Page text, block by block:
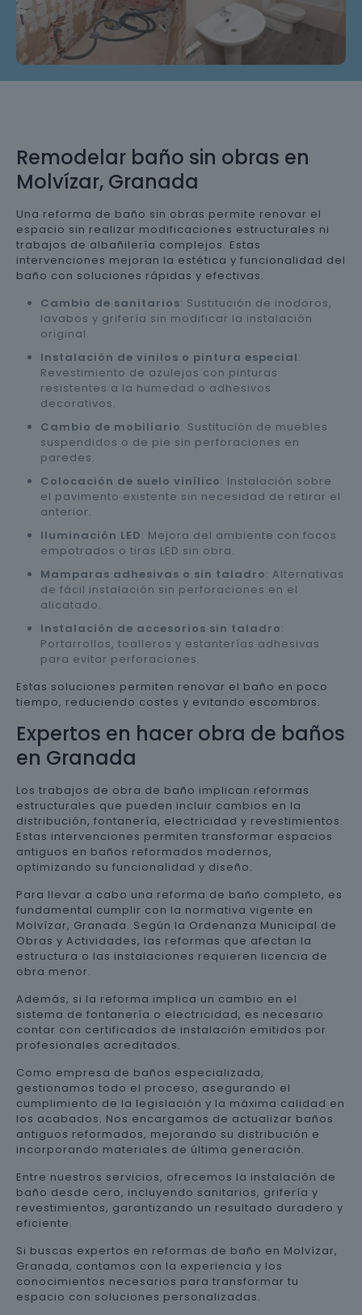
Remodelar baño sin obras en
Molvízar, Granada
Una reforma de baño sin obras permite renovar el
espacio sin realizar modificaciones estructurales ni
trabajos de albañilería complejos. Estas
intervenciones mejoran la estética y funcionalidad del
baño con soluciones rápidas y efectivas.
Cambio de sanitarios: Sustitución de inodoros,
lavabos y grifería sin modificar la instalación
original.
Instalación de vinilos o pintura especial:
Revestimiento de azulejos con pinturas
resistentes a la humedad o adhesivos
decorativos.
Cambio de mobiliario: Sustitución de muebles
suspendidos o de pie sin perforaciones en
paredes.
Colocación de suelo vinílico: Instalación sobre
el pavimento existente sin necesidad de retirar el
anterior.
Iluminación LED: Mejora del ambiente con focos
empotrados o tiras LED sin obra.
Mamparas adhesivas o sin taladro: Alternativas
de fácil instalación sin perforaciones en el
alicatado.
Instalación de accesorios sin taladro:
Portarrollos, toalleros y estanterías adhesivas
para evitar perforaciones.
Estas soluciones permiten renovar el baño en poco
tiempo, reduciendo costes y evitando escombros.
Expertos en hacer obra de baños
en Granada
Los trabajos de obra de baño implican reformas
estructurales que pueden incluir cambios en la
distribución, fontanería, electricidad y revestimientos.
Estas intervenciones permiten transformar espacios
antiguos en baños reformados modernos,
optimizando su funcionalidad y diseño.
Para llevar a cabo una reforma de baño completo, es
fundamental cumplir con la normativa vigente en
Molvízar, Granada. Según la Ordenanza Municipal de
Obras y Actividades, las reformas que afectan la
estructura o las instalaciones requieren licencia de
obra menor.
Además, si la reforma implica un cambio en el
sistema de fontanería o electricidad, es necesario
contar con certificados de instalación emitidos por
profesionales acreditados.
Como empresa de baños especializada,
gestionamos todo el proceso, asegurando el
cumplimiento de la legislación y la máxima calidad en
los acabados. Nos encargamos de actualizar baños
antiguos reformados, mejorando su distribución e
incorporando materiales de última generación.
Entre nuestros servicios, ofrecemos la instalación de
baño desde cero, incluyendo sanitarios, grifería y
revestimientos, garantizando un resultado duradero y
eficiente.
Si buscas expertos en reformas de baño en Molvízar,
Granada, contamos con la experiencia y los
conocimientos necesarios para transformar tu
espacio con soluciones personalizadas.